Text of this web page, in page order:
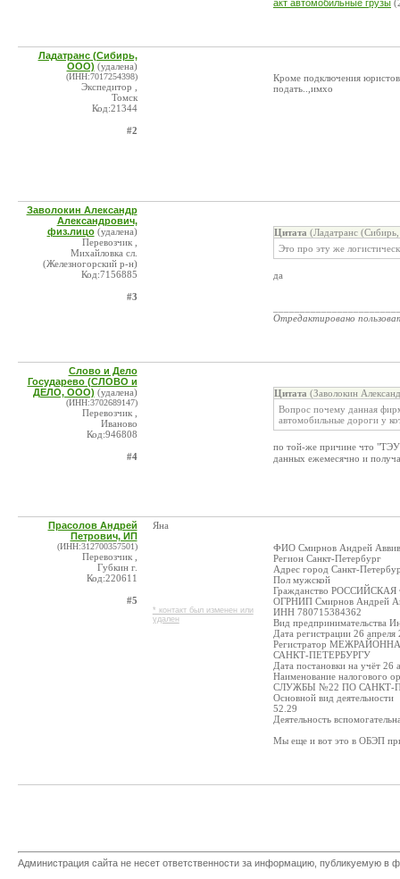
акт автомобильные грузы
Ладатранс (Сибирь,
ООО) (удалена)
(ИНН:7017254398)
Экспедитор ,
Томск
Код:21344
#2
Кроме подключения
подать..,имхо
Заволокин Александр
Александрович,
физ.лицо (удалена)
Перевозчик ,
Михайловка сл.
(Железногорский р-н)
Код:7156885
#3
Цитата (Ладатранс
Это про эту же
да
Отредактировано
Слово и Дело
Государево (СЛОВО и
ДЕЛО, ООО) (удалена)
(ИНН:3702689147)
Перевозчик ,
Иваново
Код:946808
#4
Цитата (Заволокин
Вопрос почему данная
автомобильные дороги у
по той-же причине что
данных ежемесячно и
Прасолов Андрей
Петрович, ИП
(ИНН:312700357501)
Перевозчик ,
Губкин г.
Код:220611
#5
Яна
* контакт был изменен или
удален
ФИО Смирнов Андрей
Регион Санкт-Петербург
Адрес город Санкт-
Пол мужской
Гражданство
ОГРНИП Смирнов Андрей
ИНН 780715384362
Вид предпринимательства
Дата регистрации 26 апреля
Регистратор
САНКТ-ПЕТЕРБУРГУ
Дата постановки на учёт 26
Наименование
СЛУЖБЫ №22 ПО САНКТ-
Основной вид деятельности
52.29
Деятельность
Мы еще и вот это в ОБЭП
Администрация сайта не несет ответственности за информацию, публикуемую